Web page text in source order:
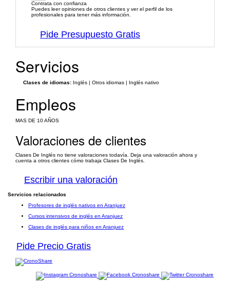
Contrata con confianza
Puedes leer opiniones de otros clientes y ver el perfil de los
profesionales para tener más información.
Pide Presupuesto Gratis
Servicios
Clases de idiomas: Inglés | Otros idiomas | Inglés nativo
Empleos
MAS DE 10 AÑOS
Valoraciones de clientes
Clases De Inglés no tiene valoraciones todavía. Deja una valoración ahora y
cuenta a otros clientes cómo trabaja Clases De Inglés.
Escribir una valoración
Servicios relacionados
Profesores de inglés nativos en Aranjuez
Cursos intensivos de inglés en Aranjuez
Clases de inglés para niños en Aranjuez
Pide Precio Gratis